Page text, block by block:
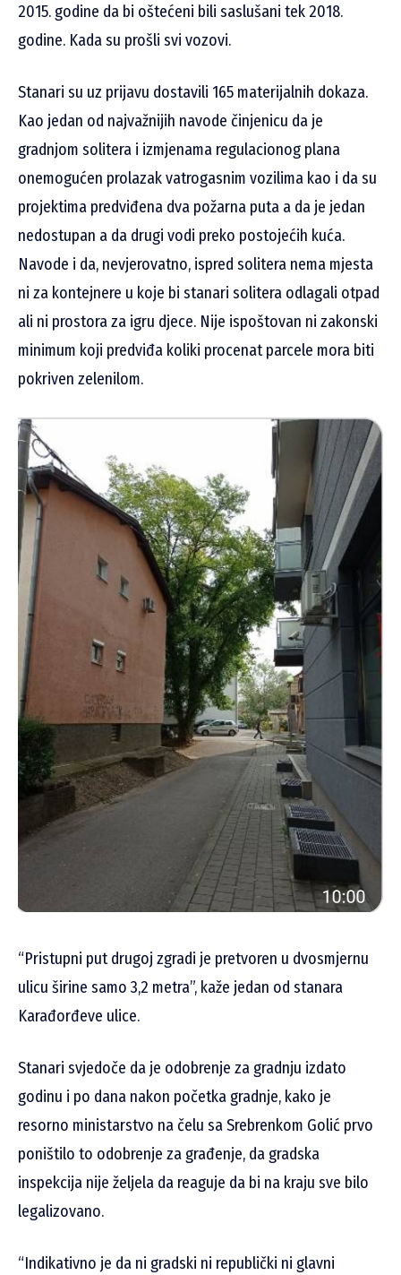
2015. godine da bi oštećeni bili saslušani tek 2018.
godine. Kada su prošli svi vozovi.
Stanari su uz prijavu dostavili 165 materijalnih dokaza.
Kao jedan od najvažnijih navode činjenicu da je
gradnjom solitera i izmjenama regulacionog plana
onemogućen prolazak vatrogasnim vozilima kao i da su
projektima predviđena dva požarna puta a da je jedan
nedostupan a da drugi vodi preko postojećih kuća.
Navode i da, nevjerovatno, ispred solitera nema mjesta
ni za kontejnere u koje bi stanari solitera odlagali otpad
ali ni prostora za igru djece. Nije ispoštovan ni zakonski
minimum koji predviđa koliki procenat parcele mora biti
pokriven zelenilom.
“Pristupni put drugoj zgradi je pretvoren u dvosmjernu
ulicu širine samo 3,2 metra”, kaže jedan od stanara
Karađorđeve ulice.
Stanari svjedoče da je odobrenje za gradnju izdato
godinu i po dana nakon početka gradnje, kako je
resorno ministarstvo na čelu sa Srebrenkom Golić prvo
poništilo to odobrenje za građenje, da gradska
inspekcija nije željela da reaguje da bi na kraju sve bilo
legalizovano.
“Indikativno je da ni gradski ni republički ni glavni